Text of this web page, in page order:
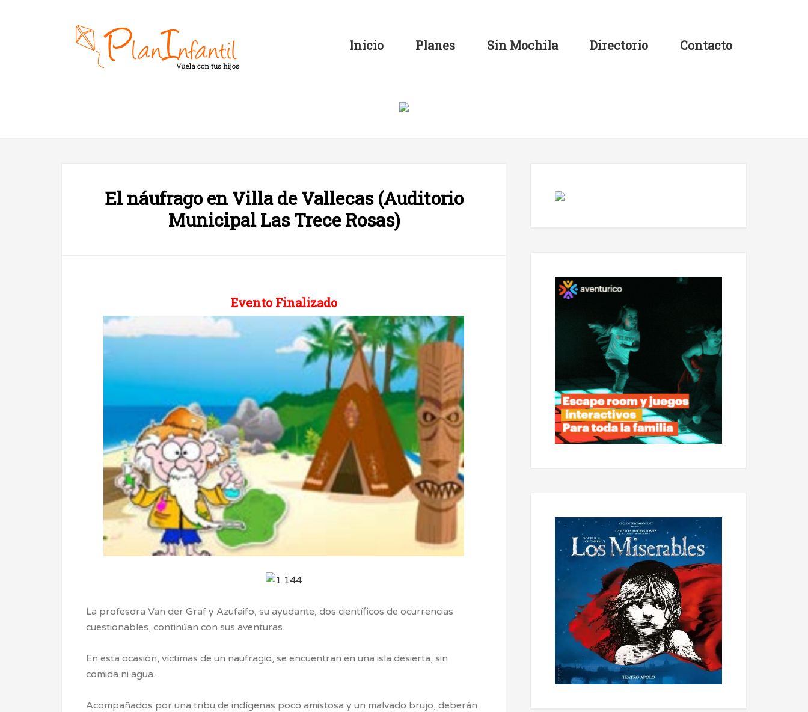
Inicio Planes Sin Mochila Directorio Contacto
El náufrago en Villa de Vallecas (Auditorio
Municipal Las Trece Rosas)
Evento Finalizado
La profesora Van der Graf y Azufaifo, su ayudante, dos científicos de ocurrencias
cuestionables, continúan con sus aventuras.
En esta ocasión, víctimas de un naufragio, se encuentran en una isla desierta, sin
comida ni agua.
Acompañados por una tribu de indígenas poco amistosa y un malvado brujo, deberán